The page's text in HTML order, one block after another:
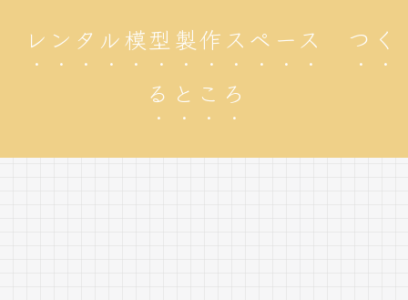
レンタル模型製作スペース つく
るところ